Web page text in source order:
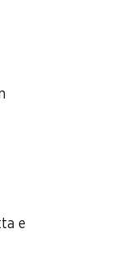
e
Card / M-